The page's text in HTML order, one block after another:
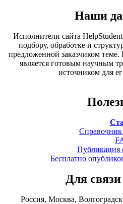
Наши
Исполнители сайта
подбору, обработке и
предложенной заказчиком теме.
является готовым научным
источником для
Справочник
Публикация
Бесплатно
Для
Россия, Москва,